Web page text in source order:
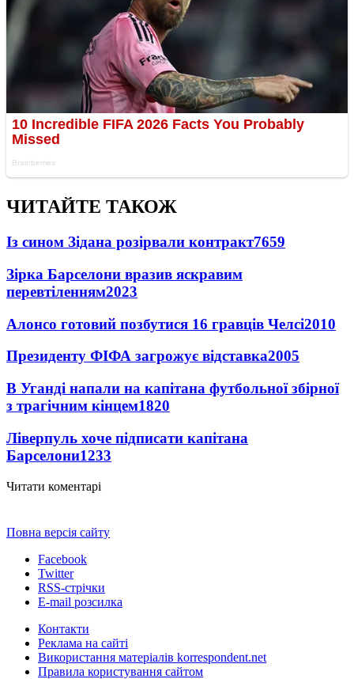
ЧИТАЙТЕ ТАКОЖ
Із сином Зідана розірвали контракт7659
Зірка Барселони вразив яскравим
перевтіленням2023
Алонсо готовий позбутися 16 гравців Челсі2010
Президенту ФІФА загрожує відставка2005
В Уганді напали на капітана футбольної збірної
з трагічним кінцем1820
Ліверпуль хоче підписати капітана
Барселони1233
Читати коментарі
Повна версія сайту
Facebook
Twitter
RSS-стрічки
E-mail розсилка
Контакти
Реклама на сайті
Використання матеріалів korrespondent.net
Правила користування сайтом